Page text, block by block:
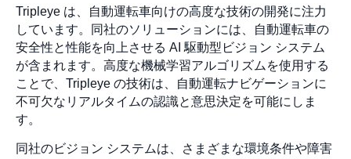
Tripleye は、自動運転車向けの高度な技術の開発に注力
しています。同社のソリューションには、自動運転車の
安全性と性能を向上させる AI 駆動型ビジョン システム
が含まれます。高度な機械学習アルゴリズムを使用する
ことで、Tripleye の技術は、自動運転ナビゲーションに
不可欠なリアルタイムの認識と意思決定を可能にしま
す。
同社のビジョン システムは、さまざまな環境条件や障害